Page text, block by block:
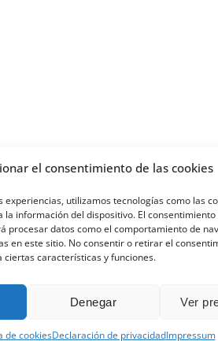
el consentimiento de las cookies
experiencias, utilizamos tecnologías como las
la información del dispositivo. El consentimiento
procesar datos como el comportamiento de
en este sitio. No consentir o retirar el
características y funciones.
Denegar Ver
de cookiesDeclaración de privacidadImpressum